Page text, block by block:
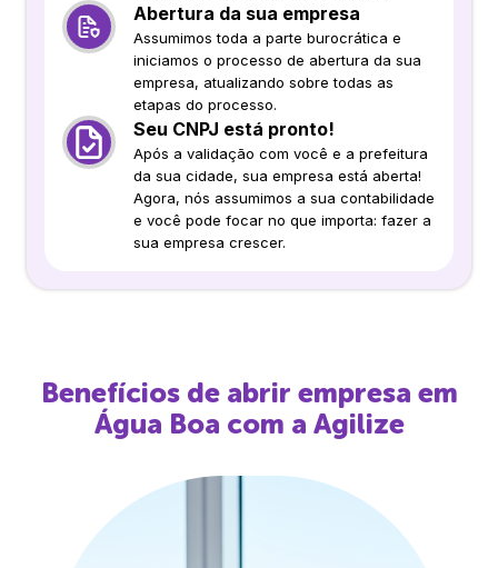
Abertura da sua empresa
Assumimos toda a parte burocrática e
iniciamos o processo de abertura da sua
empresa, atualizando sobre todas as
etapas do processo.
Seu CNPJ está pronto!
Após a validação com você e a prefeitura
da sua cidade, sua empresa está aberta!
Agora, nós assumimos a sua contabilidade
e você pode focar no que importa: fazer a
sua empresa crescer.
Benefícios de abrir empresa em
Água Boa com a Agilize